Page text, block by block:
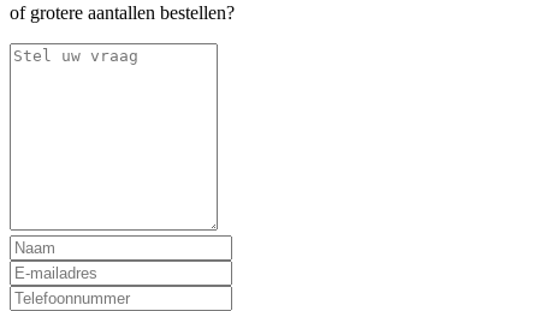
of grotere aantallen bestellen?